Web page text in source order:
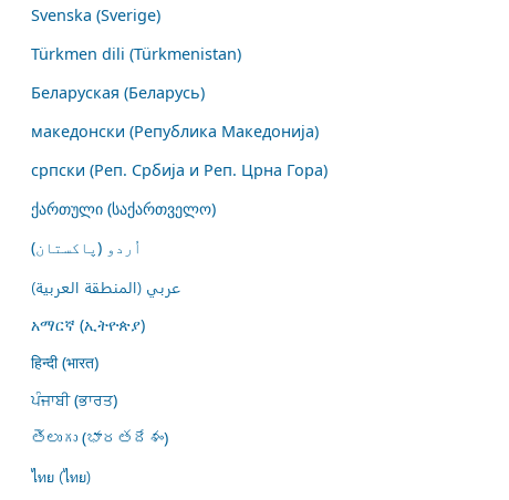
Svenska (Sverige)
Türkmen dili (Türkmenistan)
Беларуская (Беларусь)
македонски (Република Македонија)
српски (Реп. Србија и Реп. Црна Гора)
ქართული (საქართველო)
اُردو (پاکستان)
عربي (المنطقة العربية)
አማርኛ (ኢትዮጵያ)
हिन्दी (भारत)
ਪੰਜਾਬੀ (ਭਾਰਤ)
తెలుగు (భారతదేశం)
ไทย (ไทย)